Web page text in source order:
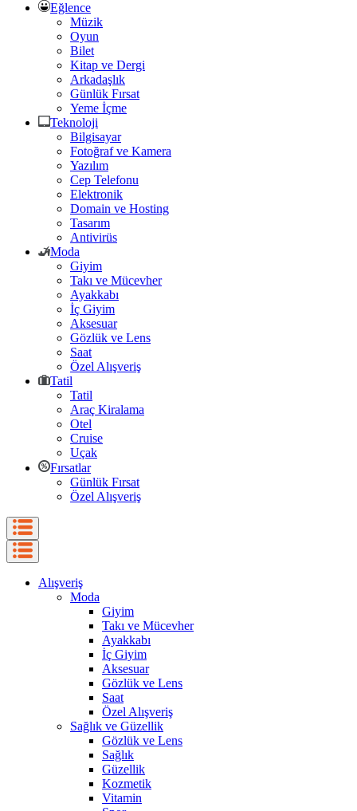
Eğlence
Müzik
Oyun
Bilet
Kitap ve Dergi
Arkadaşlık
Günlük Fırsat
Yeme İçme
Teknoloji
Bilgisayar
Fotoğraf ve Kamera
Yazılım
Cep Telefonu
Elektronik
Domain ve Hosting
Tasarım
Antivirüs
Moda
Giyim
Takı ve Mücevher
Ayakkabı
İç Giyim
Aksesuar
Gözlük ve Lens
Saat
Özel Alışveriş
Tatil
Tatil
Araç Kiralama
Otel
Cruise
Uçak
Fırsatlar
Günlük Fırsat
Özel Alışveriş
Alışveriş
Moda
Giyim
Takı ve Mücevher
Ayakkabı
İç Giyim
Aksesuar
Gözlük ve Lens
Saat
Özel Alışveriş
Sağlık ve Güzellik
Gözlük ve Lens
Sağlık
Güzellik
Kozmetik
Vitamin